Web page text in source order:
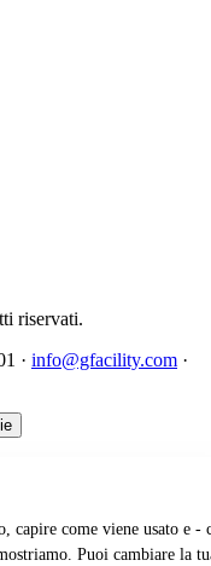
riservati.
· info@gfacility.com ·
capire come viene usato e -
Puoi cambiare la